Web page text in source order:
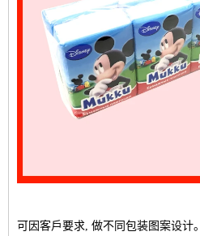
可因客戶要求, 做不同包装图案设计。